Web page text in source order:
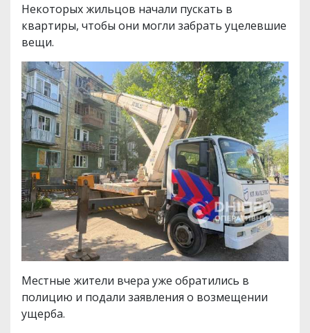
Некоторых жильцов начали пускать в
квартиры, чтобы они могли забрать уцелевшие
вещи.
Местные жители вчера уже обратились в
полицию и подали заявления о возмещении
ущерба.